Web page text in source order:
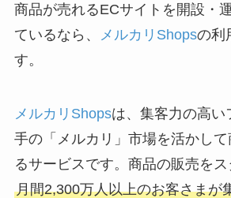
商品が売れるECサイトを開設・
ているなら、
メルカリShopsの利
す。
メルカリShopsは、集客力の高い
手の「メルカリ」市場を活かして
るサービスです。商品の販売をス
月間2,300万人以上のお客さまが